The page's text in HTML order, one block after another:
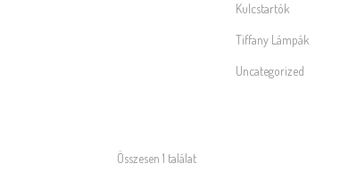
Összesen 1 találat
Kulcstartók
Tiffany Lámpák
Uncategorized